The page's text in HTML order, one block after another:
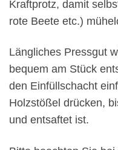
Kraftprotz, damit
rote Beete etc.)
Längliches Pressgut
bequem am Stück
den Einfüllschacht
Holzstößel drücken,
und entsaftet ist.